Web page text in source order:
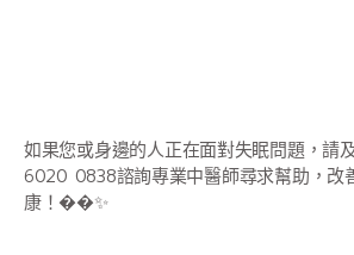
如果您或身邊的人正在面對失眠問題，請
6020 0838諮詢專業中醫師尋求幫助，改
康！��✨